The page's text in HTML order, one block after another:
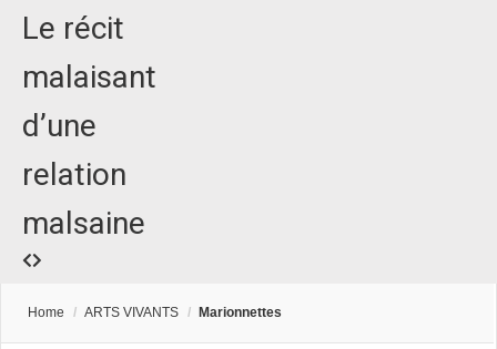
Le récit
malaisant
d’une
relation
malsaine
Home / ARTS VIVANTS / Marionnettes